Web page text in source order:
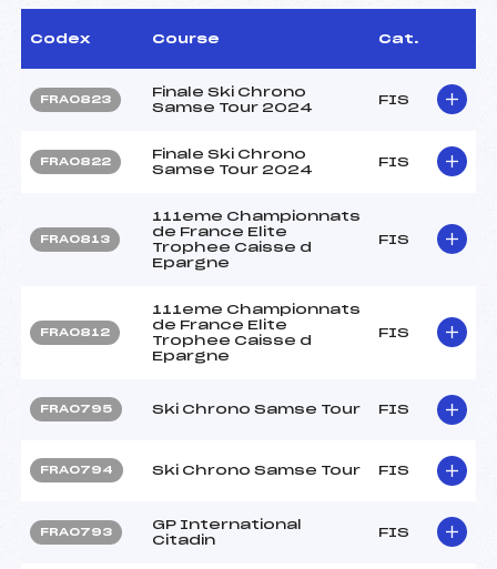
Codex Course Cat.
FRA0823
Finale Ski Chrono
Samse Tour 2024
FIS
FRA0822
Finale Ski Chrono
Samse Tour 2024
FIS
FRA0813
111eme Championnats
de France Elite
Trophee Caisse d
Epargne
FIS
FRA0812
111eme Championnats
de France Elite
Trophee Caisse d
Epargne
FIS
FRA0795 Ski Chrono Samse Tour FIS
FRA0794 Ski Chrono Samse Tour FIS
FRA0793
GP International
Citadin
FIS